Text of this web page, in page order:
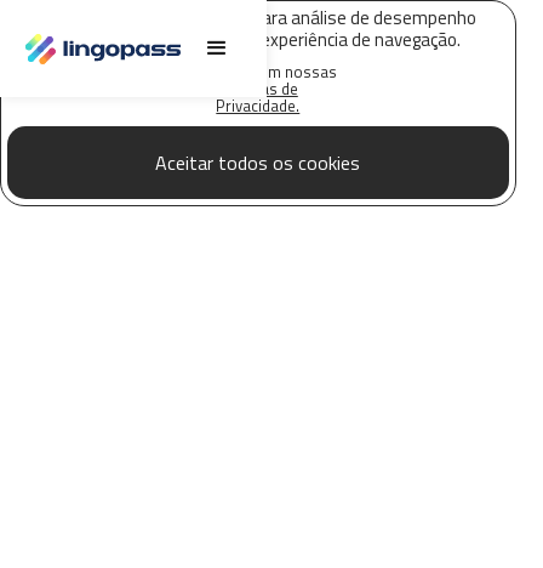
O Lingopass utiliza cookies para análise de desempenho
deste site e melhorar sua experiência de navegação.
Saiba mais em nossas
Políticas de
Privacidade.
Aceitar todos os cookies